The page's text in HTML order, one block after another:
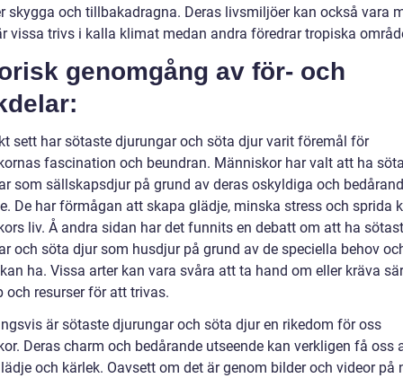
skygga och tillbakadragna. Deras livsmiljöer kan också vara
vissa trivs i kalla klimat medan andra föredrar tropiska
genomgång av för- och
sett har sötaste djurungar och söta djur varit föremål för
fascination och beundran. Människor har valt att ha
som sällskapsdjur på grund av deras oskyldiga och
De har förmågan att skapa glädje, minska stress och sprida
liv. Å andra sidan har det funnits en debatt om att ha
och söta djur som husdjur på grund av de speciella behov
ha. Vissa arter kan vara svåra att ta hand om eller kräva
och resurser för att trivas.
är sötaste djurungar och söta djur en rikedom för oss
Deras charm och bedårande utseende kan verkligen få oss
och kärlek. Oavsett om det är genom bilder och videor på